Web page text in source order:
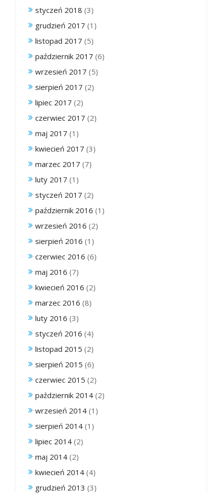
styczeń 2018 (3)
grudzień 2017 (1)
listopad 2017 (5)
październik 2017 (6)
wrzesień 2017 (5)
sierpień 2017 (2)
lipiec 2017 (2)
czerwiec 2017 (2)
maj 2017 (1)
kwiecień 2017 (3)
marzec 2017 (7)
luty 2017 (1)
styczeń 2017 (2)
październik 2016 (1)
wrzesień 2016 (2)
sierpień 2016 (1)
czerwiec 2016 (6)
maj 2016 (7)
kwiecień 2016 (2)
marzec 2016 (8)
luty 2016 (3)
styczeń 2016 (4)
listopad 2015 (2)
sierpień 2015 (6)
czerwiec 2015 (2)
październik 2014 (2)
wrzesień 2014 (1)
sierpień 2014 (1)
lipiec 2014 (2)
maj 2014 (2)
kwiecień 2014 (4)
grudzień 2013 (3)